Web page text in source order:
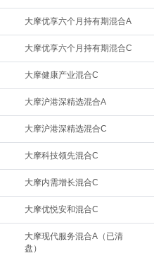
大摩优享六个月持有期混合A
大摩优享六个月持有期混合C
大摩健康产业混合C
大摩沪港深精选混合A
大摩沪港深精选混合C
大摩科技领先混合C
大摩内需增长混合C
大摩优悦安和混合C
大摩现代服务混合A（已清
盘）